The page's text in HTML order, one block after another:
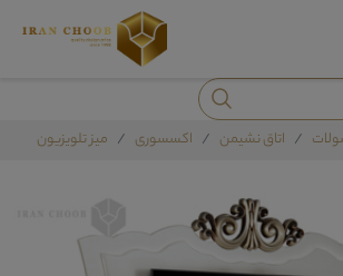
اتاق نشیمن اکسسوری میز تلویزیون